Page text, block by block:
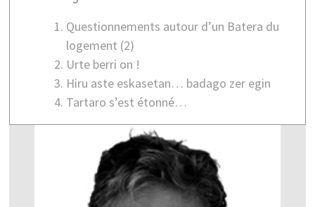
Questionnements autour d’un Batera du
logement (2)
Urte berri on !
Hiru aste eskasetan… badago zer egin
Tartaro s’est étonné…